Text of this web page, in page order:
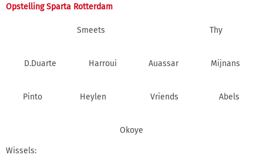
Opstelling Sparta Rotterdam
Smeets Thy
D.Duarte Harroui Auassar Mijnans
Pinto Heylen Vriends Abels
Okoye
Wissels: